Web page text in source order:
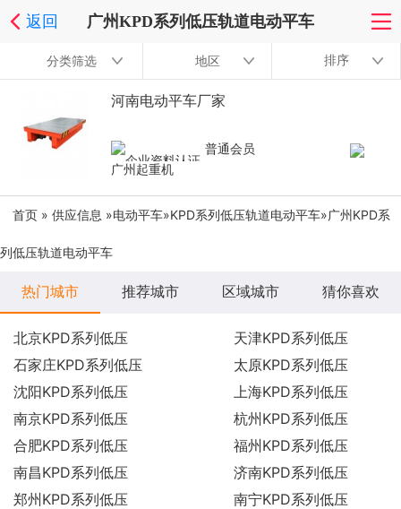
返回 广州KPD系列低压轨道电动平车
分类筛选 地区 排序
河南电动平车厂家
普通会员
广州起重机
首页 » 供应信息 »电动平车»KPD系列低压轨道电动平车»广州KPD系
列低压轨道电动平车
热门城市 推荐城市 区域城市 猜你喜欢
北京KPD系列低压
天津KPD系列低压
石家庄KPD系列低压
太原KPD系列低压
沈阳KPD系列低压
上海KPD系列低压
南京KPD系列低压
杭州KPD系列低压
合肥KPD系列低压
福州KPD系列低压
南昌KPD系列低压
济南KPD系列低压
郑州KPD系列低压
南宁KPD系列低压